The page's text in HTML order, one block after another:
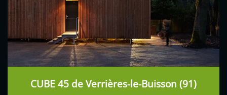
CUBE 45 de Verrières-le-Buisson (91)